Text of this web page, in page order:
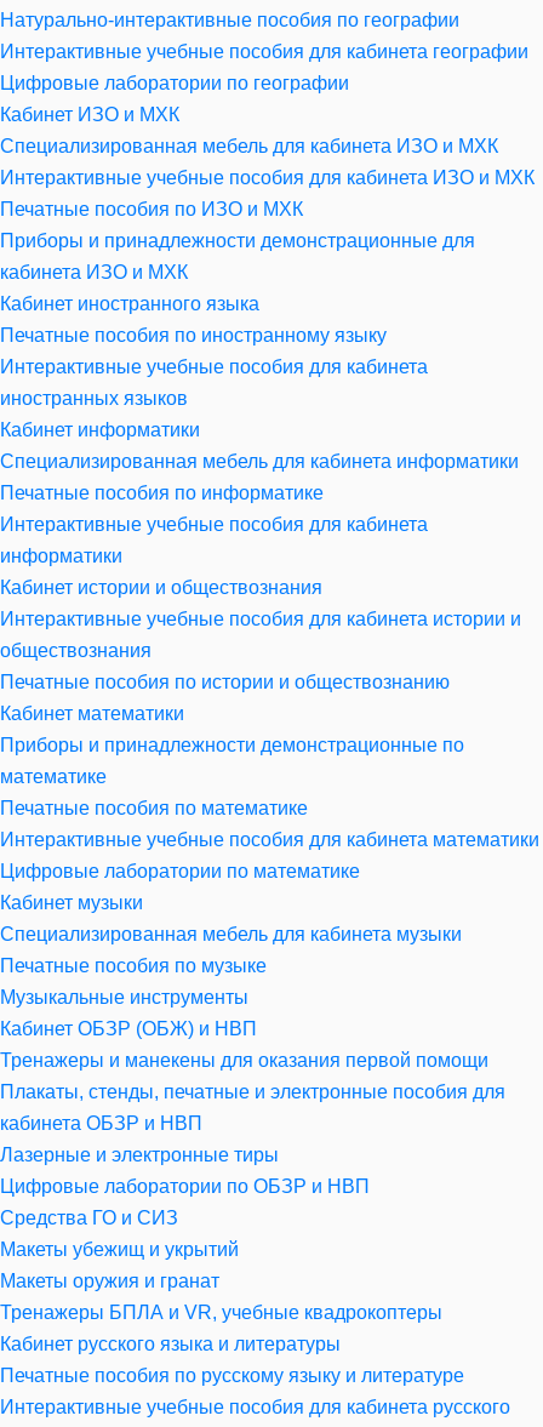
Натурально-интерактивные пособия по географии
Интерактивные учебные пособия для кабинета географии
Цифровые лаборатории по географии
Кабинет ИЗО и МХК
Специализированная мебель для кабинета ИЗО и МХК
Интерактивные учебные пособия для кабинета ИЗО и МХК
Печатные пособия по ИЗО и МХК
Приборы и принадлежности демонстрационные для
кабинета ИЗО и МХК
Кабинет иностранного языка
Печатные пособия по иностранному языку
Интерактивные учебные пособия для кабинета
иностранных языков
Кабинет информатики
Специализированная мебель для кабинета информатики
Печатные пособия по информатике
Интерактивные учебные пособия для кабинета
информатики
Кабинет истории и обществознания
Интерактивные учебные пособия для кабинета истории и
обществознания
Печатные пособия по истории и обществознанию
Кабинет математики
Приборы и принадлежности демонстрационные по
математике
Печатные пособия по математике
Интерактивные учебные пособия для кабинета математики
Цифровые лаборатории по математике
Кабинет музыки
Специализированная мебель для кабинета музыки
Печатные пособия по музыке
Музыкальные инструменты
Кабинет ОБЗР (ОБЖ) и НВП
Тренажеры и манекены для оказания первой помощи
Плакаты, стенды, печатные и электронные пособия для
кабинета ОБЗР и НВП
Лазерные и электронные тиры
Цифровые лаборатории по ОБЗР и НВП
Средства ГО и СИЗ
Макеты убежищ и укрытий
Макеты оружия и гранат
Тренажеры БПЛА и VR, учебные квадрокоптеры
Кабинет русского языка и литературы
Печатные пособия по русскому языку и литературе
Интерактивные учебные пособия для кабинета русского